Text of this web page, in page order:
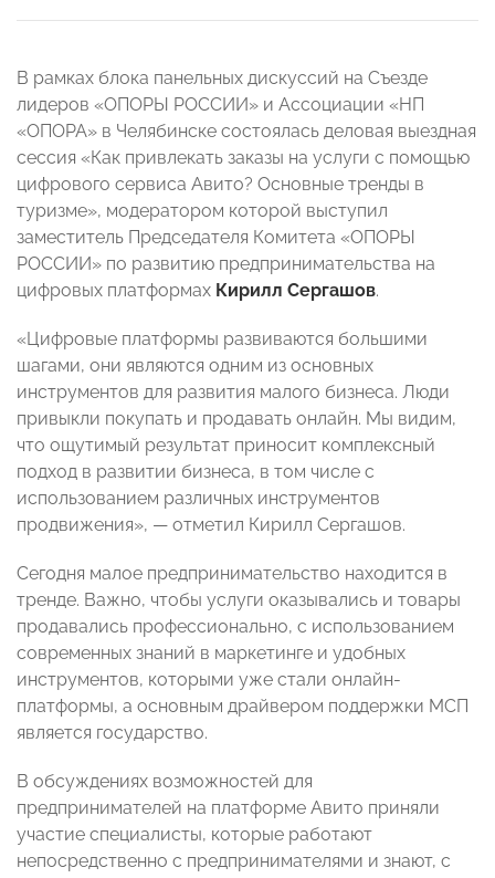
В рамках блока панельных дискуссий на Съезде
лидеров «ОПОРЫ РОССИИ» и Ассоциации «НП
«ОПОРА» в Челябинске состоялась деловая выездная
сессия «Как привлекать заказы на услуги с помощью
цифрового сервиса Авито? Основные тренды в
туризме», модератором которой выступил
заместитель Председателя Комитета «ОПОРЫ
РОССИИ» по развитию предпринимательства на
цифровых платформах Кирилл Сергашов.
«Цифровые платформы развиваются большими
шагами, они являются одним из основных
инструментов для развития малого бизнеса. Люди
привыкли покупать и продавать онлайн. Мы видим,
что ощутимый результат приносит комплексный
подход в развитии бизнеса, в том числе с
использованием различных инструментов
продвижения», — отметил Кирилл Сергашов.
Сегодня малое предпринимательство находится в
тренде. Важно, чтобы услуги оказывались и товары
продавались профессионально, с использованием
современных знаний в маркетинге и удобных
инструментов, которыми уже стали онлайн-
платформы, а основным драйвером поддержки МСП
является государство.
В обсуждениях возможностей для
предпринимателей на платформе Авито приняли
участие специалисты, которые работают
непосредственно с предпринимателями и знают, с